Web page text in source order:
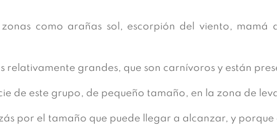
como arañas sol, escorpión del viento, mamá
relativamente grandes, que son carnívoros y están
de este grupo, de pequeño tamaño, en la zona de
por el tamaño que puede llegar a alcanzar, y